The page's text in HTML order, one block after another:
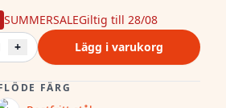
SUMMERSALEGiltig till 28/08
+ Lägg i varukorg
FÄRG